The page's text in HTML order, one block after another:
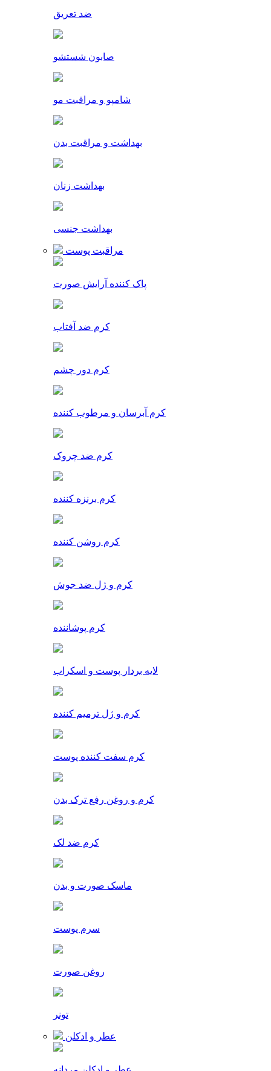
ضد تعریق
صابون شستشو
شامپو و مراقبت مو
بهداشت و مراقبت بدن
بهداشت زنان
بهداشت جنسی
مراقبت پوست
پاک کننده آرایش صورت
کرم ضد آفتاب
کرم دور چشم
کرم آبرسان و مرطوب کننده
کرم ضد چروک
کرم برنزه کننده
کرم روشن کننده
کرم و ژل ضد جوش
کرم پوشاننده
لایه بردار پوست و اسکراب
کرم و ژل ترمیم کننده
کرم سفت کننده پوست
کرم و روغن رفع ترک بدن
کرم ضد لک
ماسک صورت و بدن
سرم پوست
روغن صورت
تونر
عطر و ادکلن